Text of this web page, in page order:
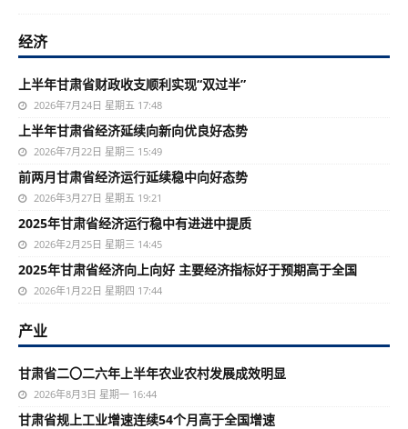
经济
上半年甘肃省财政收支顺利实现“双过半”
2026年7月24日 星期五 17:48
上半年甘肃省经济延续向新向优良好态势
2026年7月22日 星期三 15:49
前两月甘肃省经济运行延续稳中向好态势
2026年3月27日 星期五 19:21
2025年甘肃省经济运行稳中有进进中提质
2026年2月25日 星期三 14:45
2025年甘肃省经济向上向好 主要经济指标好于预期高于全国
2026年1月22日 星期四 17:44
产业
甘肃省二〇二六年上半年农业农村发展成效明显
2026年8月3日 星期一 16:44
甘肃省规上工业增速连续54个月高于全国增速